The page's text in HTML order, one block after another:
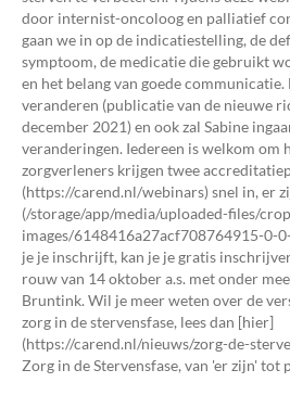
door internist-oncoloog en palliatief
gaan we in op de indicatiestelling, de
symptoom, de medicatie die gebruikt
en het belang van goede
veranderen (publicatie van de nieuwe
december 2021) en ook zal Sabine
veranderingen. Iedereen is welkom om
zorgverleners krijgen twee
(https://carend.nl/webinars) snel in, er
(/storage/app/media/uploaded-files/
images/6148416a27acf708764915-0-
je je inschrijft, kan je je gratis
rouw van 14 oktober a.s. met onder
Bruntink. Wil je meer weten over de
zorg in de stervensfase, lees dan [hier]
(https://carend.nl/nieuws/zorg-de-
Zorg in de Stervensfase, van 'er zijn' tot